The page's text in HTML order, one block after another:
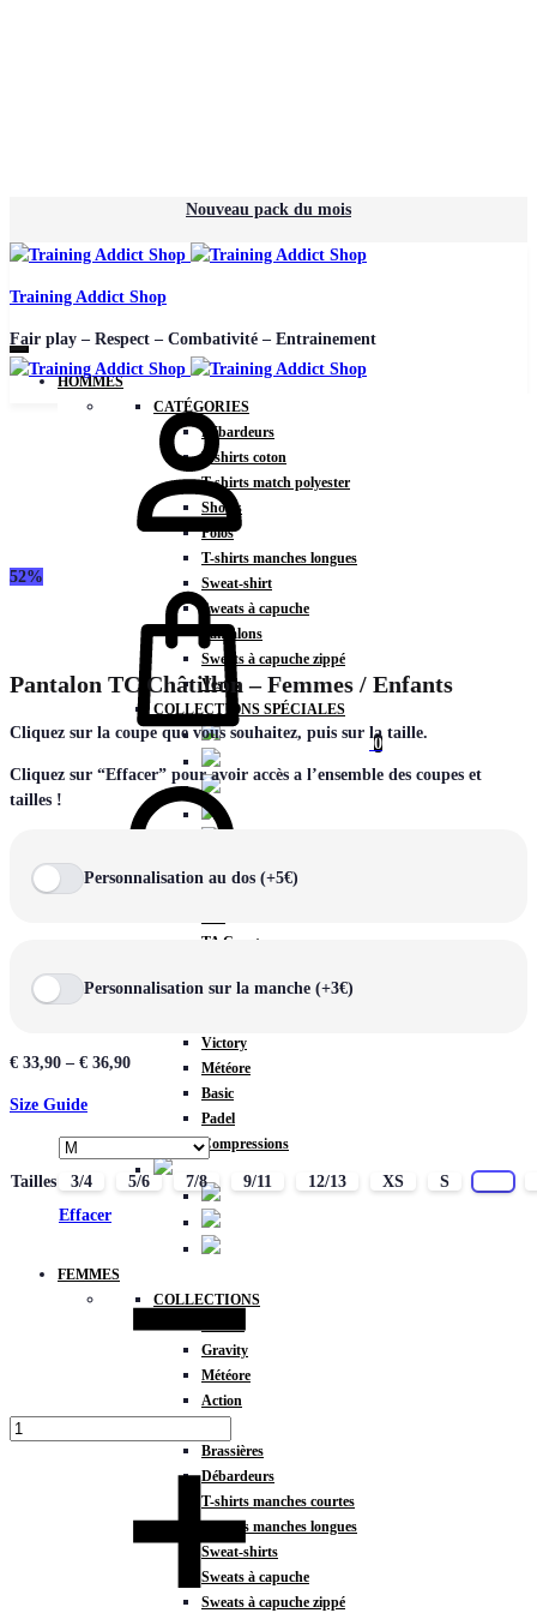
Nouveau pack du mois
Training Addict Shop
Fair play – Respect – Combativité – Entrainement
HOMMES
CATÉGORIES
Débardeurs
T-shirts coton
T-shirts match polyester
Shorts
Polos
T-shirts manches longues
Sweat-shirt
Sweats à capuche
Pantalons
Sweats à capuche zippé
Vestes
COLLECTIONS SPÉCIALES
TA Court
Miami
Victory
Météore
Basic
Padel
Compressions
FEMMES
COLLECTIONS
Gravity
Météore
Action
Brassières
Débardeurs
T-shirts manches courtes
T-shirts manches longues
Sweat-shirts
Sweats à capuche
Sweats à capuche zippé
0
Chercher
52%
Pantalon TC Châtillon – Femmes / Enfants
Cliquez sur la coupe que vous souhaitez, puis sur la taille.
Cliquez sur “Effacer” pour avoir accès a l’ensemble des coupes et
tailles !
Personnalisation au dos (+5€)
Personnalisation sur la manche (+3€)
€ 33,90 – € 36,90
Size Guide
Tailles 3/4 5/6 7/8 9/11 12/13 XS S
Effacer